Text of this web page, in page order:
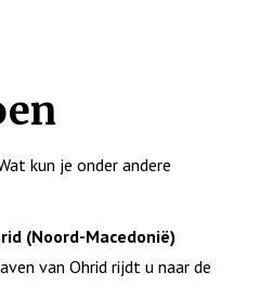
kun je onder andere
(Noord-Macedonië)
van Ohrid rijdt u naar de